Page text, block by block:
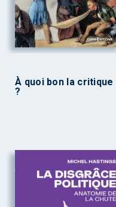
À quoi bon la critique
?